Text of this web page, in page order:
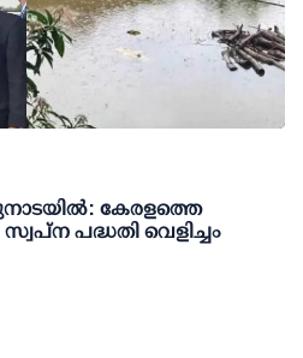
കേരളത്തെ
പദ്ധതി വെളിച്ചം